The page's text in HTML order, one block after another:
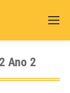
Ano 2